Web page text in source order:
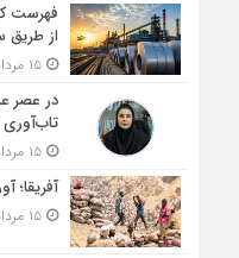
فهرست
از طریق
۱۵ مرداد ۱۴۰۵ - ۱۰:۴۵
در عصر
۱۵ مرداد ۱۴۰۵ - ۱۰:۰۵
آفریقا؛
۱۵ مرداد ۱۴۰۵ - ۹:۴۵